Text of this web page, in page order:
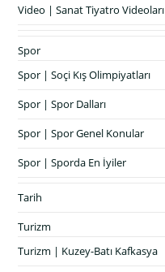
Video | Sanat Tiyatro Videoları
Spor
Spor | Soçi Kış Olimpiyatları
Spor | Spor Dalları
Spor | Spor Genel Konular
Spor | Sporda En İyiler
Tarih
Turizm
Turizm | Kuzey-Batı Kafkasya